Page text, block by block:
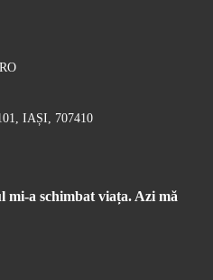
IAȘI, 707410
mi-a schimbat viața. Azi mă